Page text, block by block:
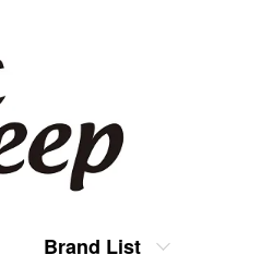
Brand List